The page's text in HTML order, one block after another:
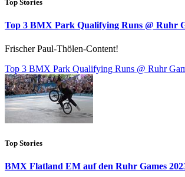
Top Stories
Top 3 BMX Park Qualifying Runs @ Ruhr
Frischer Paul-Thölen-Content!
Top 3 BMX Park Qualifying Runs @ Ruhr
Top Stories
BMX Flatland EM auf den Ruhr Games